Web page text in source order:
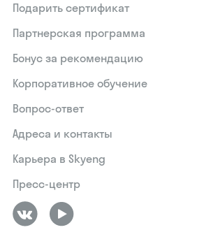
Подарить сертификат
Партнерская программа
Бонус за рекомендацию
Корпоративное обучение
Вопрос-ответ
Адреса и контакты
Карьера в Skyeng
Пресс-центр